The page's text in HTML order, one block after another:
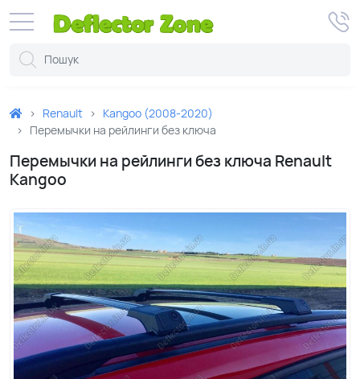
Renault
Kangoo (2008-2020)
Перемычки на рейлинги без ключа
Перемычки на рейлинги без ключа Renault
Kangoo